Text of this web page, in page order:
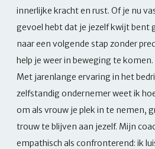
innerlijke kracht en rust. Of je nu
gevoel hebt dat je jezelf kwijt bent
naar een volgende stap zonder
help je weer in beweging te komen.
Met jarenlange ervaring in het
zelfstandig ondernemer weet ik
om als vrouw je plek in te nemen,
trouw te blijven aan jezelf. Mijn
empathisch als confronterend: ik